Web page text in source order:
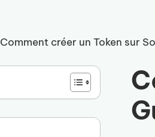
Comment créer un Token sur